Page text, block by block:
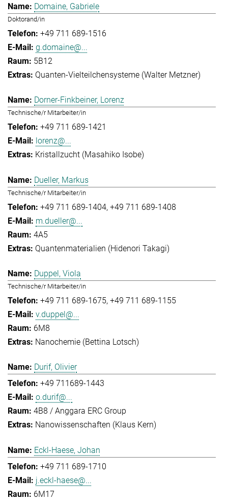
Domaine, Gabriele
Doktorand/in
+49 711 689-1516
g.domaine@...
5B12
Quanten-Vielteilchensysteme (Walter Metzner)
Dorner-Finkbeiner, Lorenz
Technische/r Mitarbeiter/in
+49 711 689-1421
lorenz@...
Kristallzucht (Masahiko Isobe)
Dueller, Markus
Technische/r Mitarbeiter/in
+49 711 689-1404 +49 711 689-1408
m.dueller@...
4A5
Quantenmaterialien (Hidenori Takagi)
Duppel, Viola
Technische/r Mitarbeiter/in
+49 711 689-1675 +49 711 689-1155
v.duppel@...
6M8
Nanochemie (Bettina Lotsch)
Durif, Olivier
+49 711689-1443
o.durif@...
4B8 / Anggara ERC Group
Nanowissenschaften (Klaus Kern)
Eckl-Haese, Johan
+49 711 689-1710
j.eckl-haese@...
6M17